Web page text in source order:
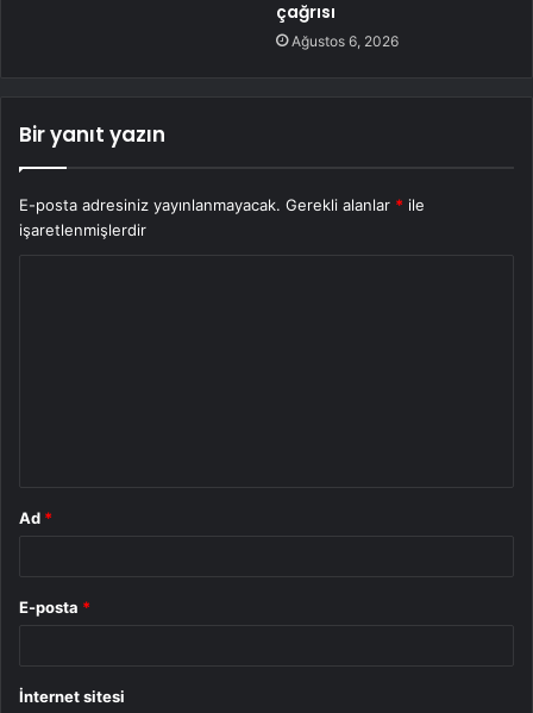
çağrısı
Ağustos 6, 2026
Bir yanıt yazın
E-posta adresiniz yayınlanmayacak. Gerekli alanlar * ile
işaretlenmişlerdir
Ad *
E-posta *
İnternet sitesi